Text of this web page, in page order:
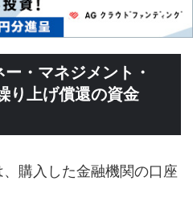
・マネジメント・
り上げ償還の資金
購入した金融機関の口座